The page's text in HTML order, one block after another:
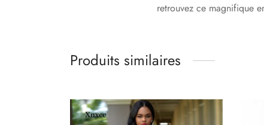
retrouvez ce magnifique
Produits similaires